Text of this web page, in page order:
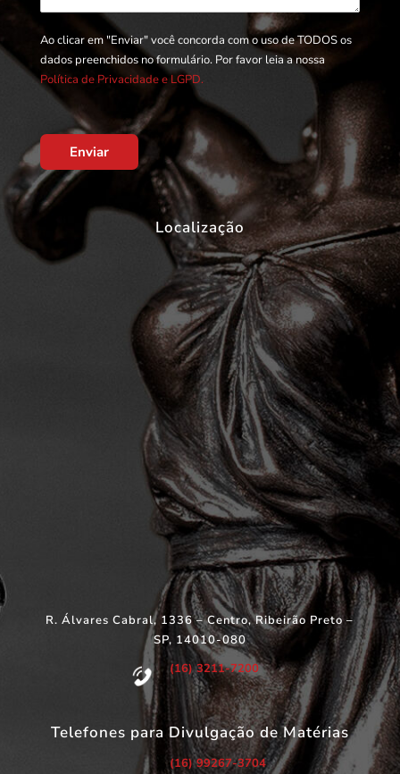
Ao clicar em "Enviar" você concorda com o uso de TODOS os
dados preenchidos no formulário. Por favor leia a nossa
Política de Privacidade e LGPD.
Enviar
Localização
R. Álvares Cabral, 1336 – Centro, Ribeirão Preto –
SP, 14010-080
(16) 3211-7200
Telefones para Divulgação de Matérias
(16) 99267-3704